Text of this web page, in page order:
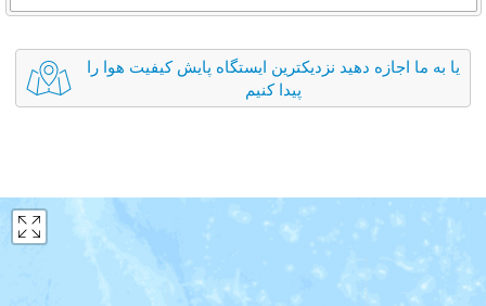
یا به ما اجازه دهید نزدیکترین ایستگاه پایش کیفیت هوا را
پیدا کنیم